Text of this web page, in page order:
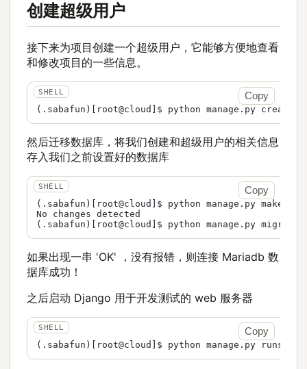
创建超级用户
接下来为项目创建一个超级用户，它能够方便地查看
和修改项目的一些信息。
Copy
然后迁移数据库，将我们创建和超级用户的相关信息
存入我们之前设置好的数据库
(.sabafun)[root@cloud]$ python manage.py
No changes detected
Copy
如果出现一串 'OK' ，没有报错，则连接 Mariadb 数
据库成功！
之后启动 Django 用于开发测试的 web 服务器
Copy